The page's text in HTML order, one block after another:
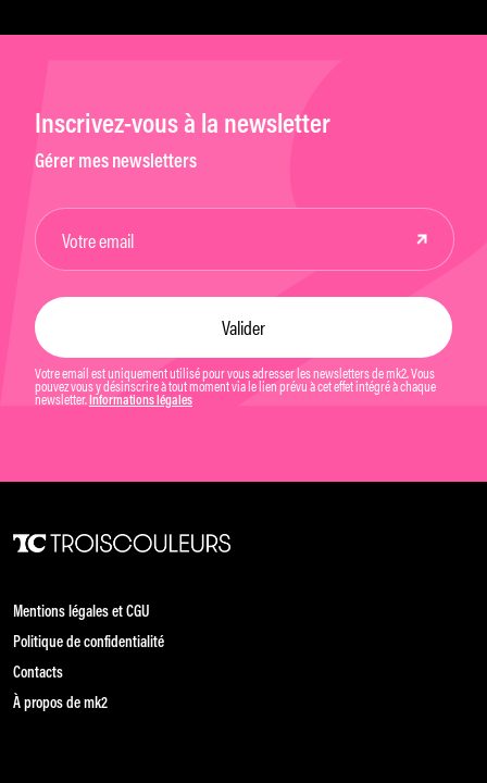
Inscrivez-vous à la newsletter
Gérer mes newsletters
Votre email est uniquement utilisé pour vous adresser les newsletters de mk2. Vous
pouvez vous y désinscrire à tout moment via le lien prévu à cet effet intégré à chaque
newsletter. Informations légales
Mentions légales et CGU
Politique de confidentialité
Contacts
À propos de mk2